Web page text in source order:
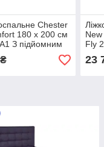
Chester
180 х 200 см
З підйомним
та нішою для
коричневий
Fly
23